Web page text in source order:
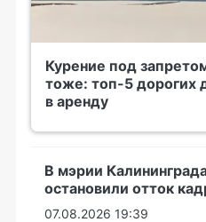
Курение под
тоже: топ-5 дорогих
в аренду
В мэрии
остановили отток
07.08.2026 19:39